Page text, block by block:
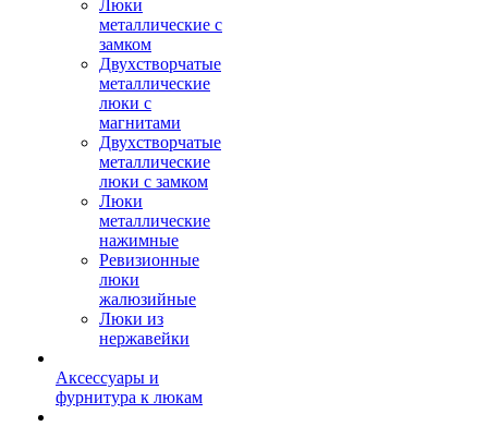
Люки
металлические с
замком
Двухстворчатые
металлические
люки с
магнитами
Двухстворчатые
металлические
люки с замком
Люки
металлические
нажимные
Ревизионные
люки
жалюзийные
Люки из
нержавейки
Аксессуары и
фурнитура к люкам